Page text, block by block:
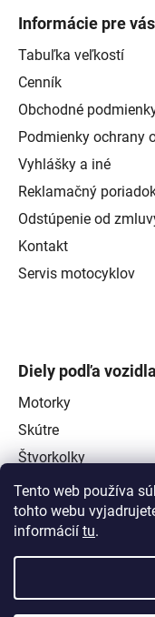
Tento web používa
tohto webu
informácií tu.
Informácie pre vás
Tabuľka veľkostí
Cenník
Obchodné
Podmienky ochrany
Vyhlášky a iné
Reklamačný
Odstúpenie od
Kontakt
Servis motocyklov
Diely podľa vozidla
Motorky
Skútre
Štvorkolky